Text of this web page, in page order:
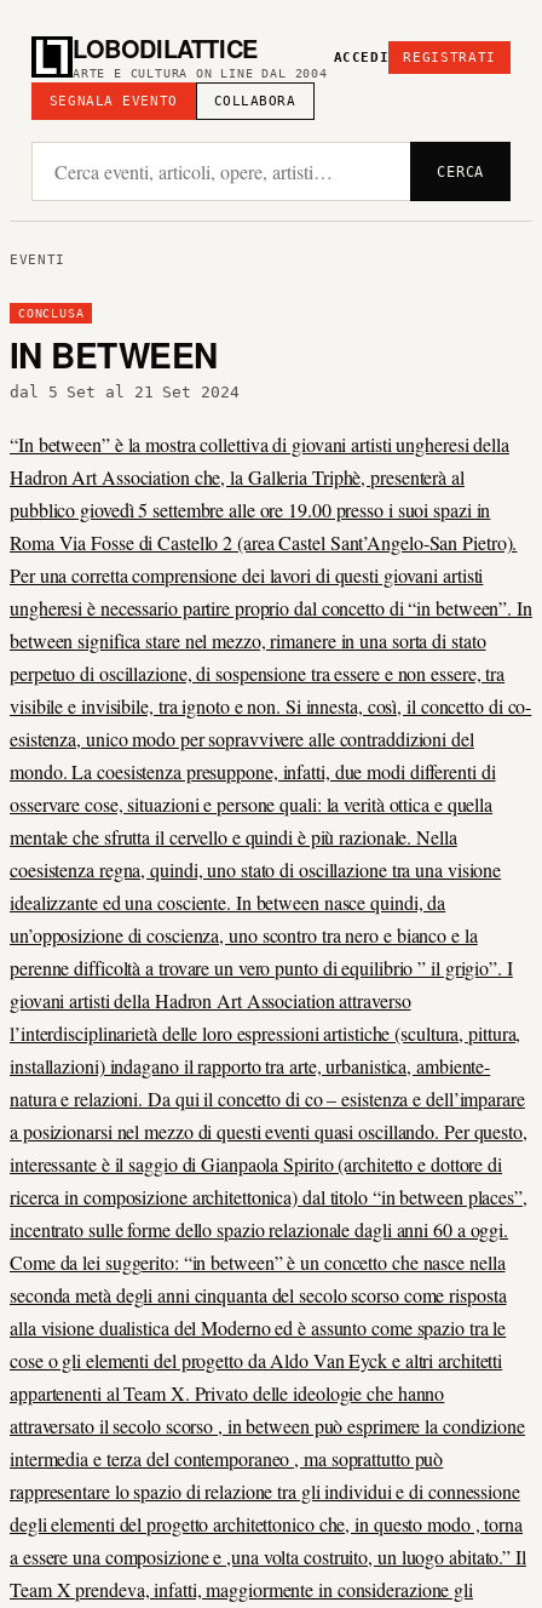
LOBODILATTICE
ARTE E CULTURA ON LINE DAL 2004
SEGNALA EVENTO COLLABORA
ACCEDI REGISTRATI
CERCA
EVENTI
CONCLUSA
IN BETWEEN
dal 5 Set al 21 Set 2024
“In between” è la mostra collettiva di giovani artisti ungheresi della
Hadron Art Association che, la Galleria Triphè, presenterà al
pubblico giovedì 5 settembre alle ore 19.00 presso i suoi spazi in
Roma Via Fosse di Castello 2 (area Castel Sant’Angelo-San Pietro).
Per una corretta comprensione dei lavori di questi giovani artisti
ungheresi è necessario partire proprio dal concetto di “in between”. In
between significa stare nel mezzo, rimanere in una sorta di stato
perpetuo di oscillazione, di sospensione tra essere e non essere, tra
visibile e invisibile, tra ignoto e non. Si innesta, così, il concetto di co-
esistenza, unico modo per sopravvivere alle contraddizioni del
mondo. La coesistenza presuppone, infatti, due modi differenti di
osservare cose, situazioni e persone quali: la verità ottica e quella
mentale che sfrutta il cervello e quindi è più razionale. Nella
coesistenza regna, quindi, uno stato di oscillazione tra una visione
idealizzante ed una cosciente. In between nasce quindi, da
un’opposizione di coscienza, uno scontro tra nero e bianco e la
perenne difficoltà a trovare un vero punto di equilibrio ” il grigio”. I
giovani artisti della Hadron Art Association attraverso
l’interdisciplinarietà delle loro espressioni artistiche (scultura, pittura,
installazioni) indagano il rapporto tra arte, urbanistica, ambiente-
natura e relazioni. Da qui il concetto di co – esistenza e dell’imparare
a posizionarsi nel mezzo di questi eventi quasi oscillando. Per questo,
interessante è il saggio di Gianpaola Spirito (architetto e dottore di
ricerca in composizione architettonica) dal titolo “in between places”,
incentrato sulle forme dello spazio relazionale dagli anni 60 a oggi.
Come da lei suggerito: “in between” è un concetto che nasce nella
seconda metà degli anni cinquanta del secolo scorso come risposta
alla visione dualistica del Moderno ed è assunto come spazio tra le
cose o gli elementi del progetto da Aldo Van Eyck e altri architetti
appartenenti al Team X. Privato delle ideologie che hanno
attraversato il secolo scorso , in between può esprimere la condizione
intermedia e terza del contemporaneo , ma soprattutto può
rappresentare lo spazio di relazione tra gli individui e di connessione
degli elementi del progetto architettonico che, in questo modo , torna
a essere una composizione e ,una volta costruito, un luogo abitato.” Il
Team X prendeva, infatti, maggiormente in considerazione gli